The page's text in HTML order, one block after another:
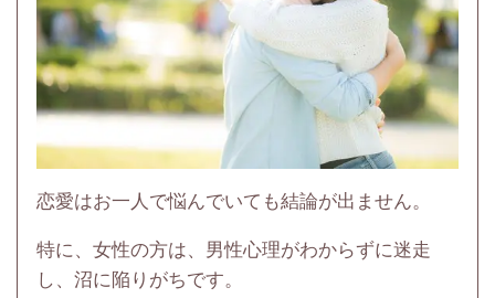
恋愛はお一人で悩んでいても結論が出ません。
特に、女性の方は、男性心理がわからずに迷走
し、沼に陥りがちです。